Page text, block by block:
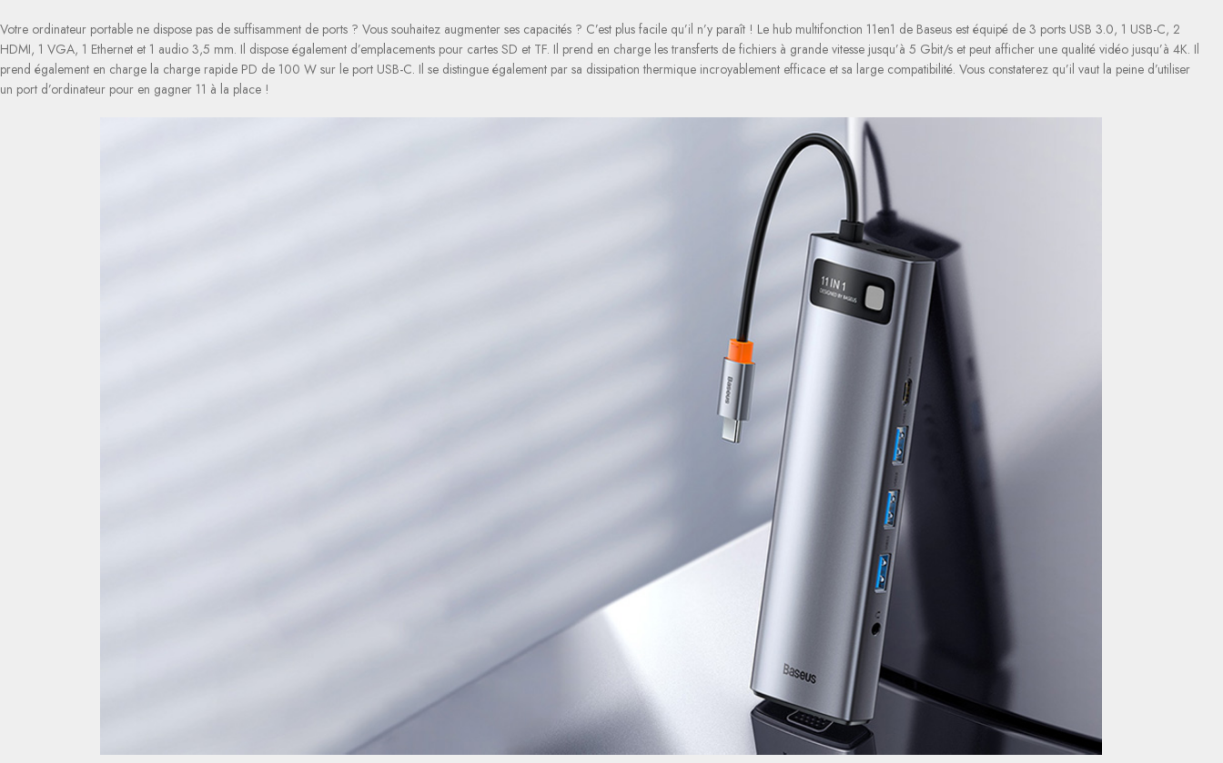
Votre ordinateur portable ne dispose pas de suffisamment de ports ? Vous souhaitez augmenter ses capacités ? C’est plus facile qu’il n’y paraît ! Le hub multifonction 11en1 de Baseus est équipé de 3 ports USB 3.0, 1 USB-C, 2
HDMI, 1 VGA, 1 Ethernet et 1 audio 3,5 mm. Il dispose également d’emplacements pour cartes SD et TF. Il prend en charge les transferts de fichiers à grande vitesse jusqu’à 5 Gbit/s et peut afficher une qualité vidéo jusqu’à 4K. Il
prend également en charge la charge rapide PD de 100 W sur le port USB-C. Il se distingue également par sa dissipation thermique incroyablement efficace et sa large compatibilité. Vous constaterez qu’il vaut la peine d’utiliser
un port d’ordinateur pour en gagner 11 à la place !